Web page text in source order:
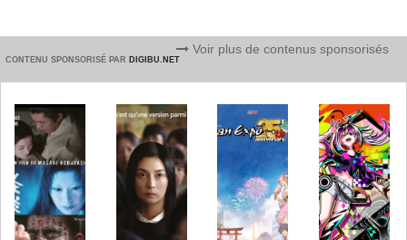
CONTENU SPONSORISÉ PAR DIGIBU.NET
Voir plus de contenus sponsorisés